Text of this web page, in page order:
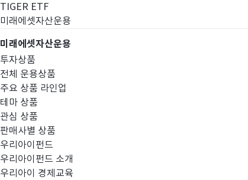
TIGER ETF
미래에셋자산운용
미래에셋자산운용
투자상품
전체 운용상품
주요 상품 라인업
테마 상품
관심 상품
판매사별 상품
우리아이펀드
우리아이펀드 소개
우리아이 경제교육